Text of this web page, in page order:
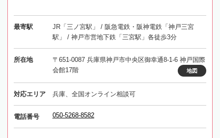
最寄駅
JR「三ノ宮駅」 / 阪急電鉄・阪神電鉄「神戸三宮
駅」 / 神戸市営地下鉄「三宮駅」各徒歩3分
所在地
〒651-0087 兵庫県神戸市中央区御幸通8-1-6 神戸国際
会館17階
地図
対応エリア 兵庫、全国オンライン相談可
電話番号 050-5268-8582